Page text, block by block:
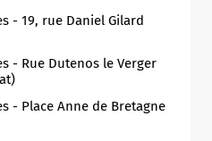
- 19, rue Daniel Gilard
- Rue Dutenos le Verger
- Place Anne de Bretagne